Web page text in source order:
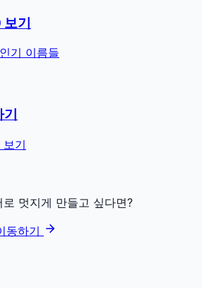
기
기 이름들
기
멋지게 만들고 싶다면?
동하기